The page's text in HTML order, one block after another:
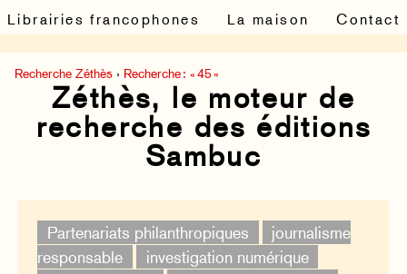
Librairies francophones
La maison Contact
Recherche Zéthès › Recherche : « 45 »
Zéthès, le moteur de
recherche des éditions
Sambuc
Partenariats philanthropiques
journalisme
responsable
investigation numérique